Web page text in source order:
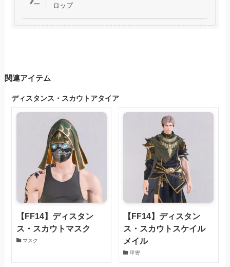
ロップ
関連アイテム
ディスタンス・スカウトアタイア
【FF14】ディスタン
ス・スカウトマスク
マスク
【FF14】ディスタン
ス・スカウトスケイル
メイル
甲冑